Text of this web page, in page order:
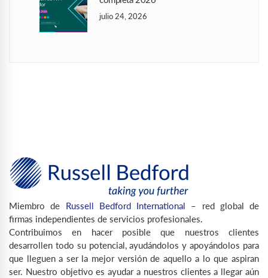
julio 24, 2026
Miembro de Russell Bedford International – red global de
firmas independientes de servicios profesionales.
Contribuimos en hacer posible que nuestros clientes
desarrollen todo su potencial, ayudándolos y apoyándolos para
que lleguen a ser la mejor versión de aquello a lo que aspiran
ser. Nuestro objetivo es ayudar a nuestros clientes a llegar aún